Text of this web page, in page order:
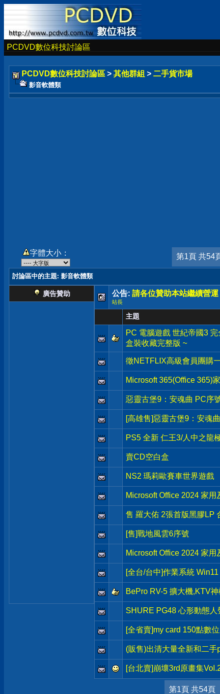
PCDVD數位科技討論區
PCDVD數位科技討論區 > 其他群組 > 二手貨市場
影音軟體類
字體大小： 第1頁 共54
討論區中的主題: 影音軟體類
廣告贊助 公告: 請各位贊助本站繼續營運
站長
主題
PC 電腦遊戲 世紀帝國3
盒裝收藏完整版 ~
徵NETFLIX高級會員團購
Microsoft 365(Office 365)
惡靈古堡9：安魂曲 PC序
[高雄售]惡靈古堡9：安魂
PS5 全新 仁王3/人中之龍
賣CD空白盒
NS2 瑪莉歐賽車世界遊戲
Microsoft Office 2024 家
售 羅大佑 2張首版黑膠LP
[售]戰地風雲6序號
Microsoft Office 2024 家用
[全台/台中]作業系統
BePro RV-5 擴大機,KTV
SHURE PG48 心形動態人
[全省賣]my card 150點數
(販售)出清大量全新和二手
[台北賣]崩壞3rd原畫集
第1頁 共54頁